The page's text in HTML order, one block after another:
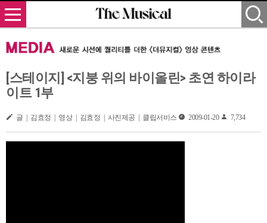
[스테이지] <지붕 위의 바이올린> 초연 하이라
이트 1부
글 | 김효정 | 영상 | 김효정 | 사진제공 | 클립서비스 2009-01-20 7,734